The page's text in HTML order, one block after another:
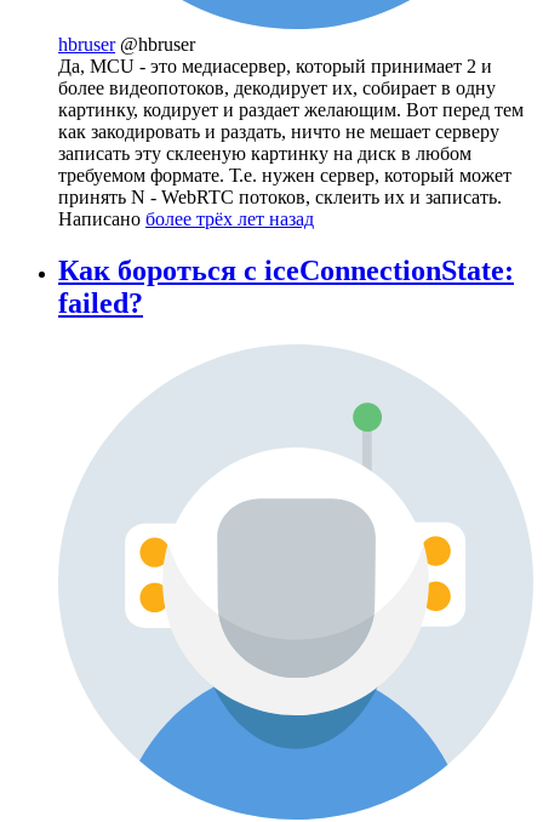
hbruser @hbruser
Да, MCU - это медиасервер, который принимает 2 и
более видеопотоков, декодирует их, собирает в одну
картинку, кодирует и раздает желающим. Вот перед тем
как закодировать и раздать, ничто не мешает серверу
записать эту склееную картинку на диск в любом
требуемом формате. Т.е. нужен сервер, который может
принять N - WebRTC потоков, склеить их и записать.
Написано более трёх лет назад
Как бороться с iceConnectionState:
failed?